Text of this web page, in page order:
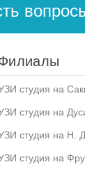
студия на
студия на
студия на Н.
студия на